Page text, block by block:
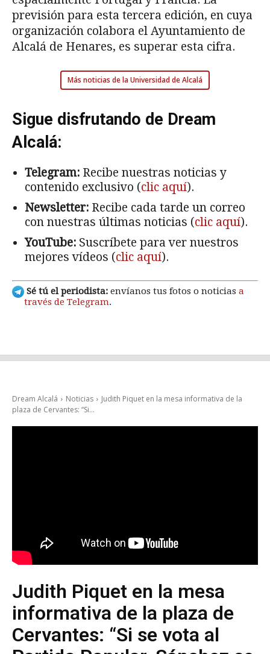
previsión para esta tercera edición, en cuya
organización colabora el Ayuntamiento de
Alcalá de Henares, es superar esta cifra.
Más noticias de la Universidad de Alcalá
Sigue disfrutando de Dream
Alcalá:
Telegram: Recibe nuestras noticias y
contenido exclusivo (clic aquí).
Newsletter: Recibe cada tarde un correo
con nuestras últimas noticias (clic aquí).
YouTube: Suscríbete para ver nuestros
mejores vídeos (clic aquí).
Sé tú el periodista: envíanos tus fotos o noticias a
través de Telegram.